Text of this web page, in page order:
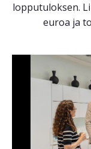
lopputuloksen.
euroa ja